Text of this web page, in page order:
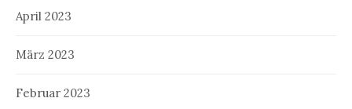
April 2023
März 2023
Februar 2023